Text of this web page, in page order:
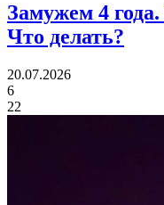
Замужем 4 года.
Что делать?
20.07.2026
6
22